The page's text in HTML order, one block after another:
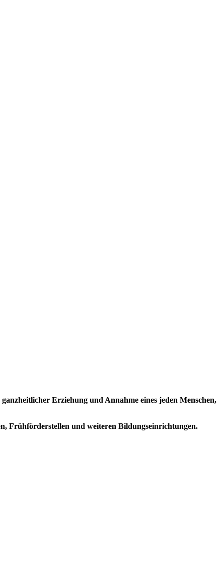
Erziehung und Annahme eines jeden Menschen,
Frühförderstellen und weiteren Bildungseinrichtungen.